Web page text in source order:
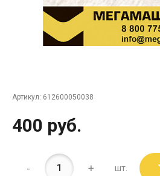
Артикул: 612600050038
400 руб.
- + шт.